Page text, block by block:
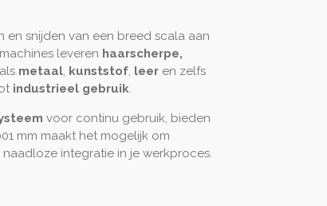
snijden van een breed scala aan
leveren haarscherpe,
metaal, kunststof, leer en zelfs
industrieel gebruik.
voor continu gebruik, bieden
mm maakt het mogelijk om
naadloze integratie in je werkproces.